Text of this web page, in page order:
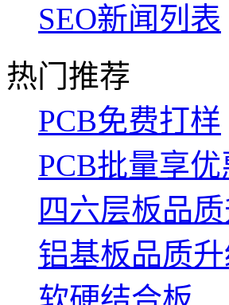
SEO新闻列表
热门推荐
PCB免费打样
PCB批量享优
四六层板品
铝基板品质